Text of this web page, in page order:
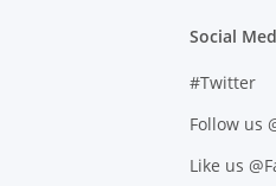
Social
#Twitter
Follow us
Like us